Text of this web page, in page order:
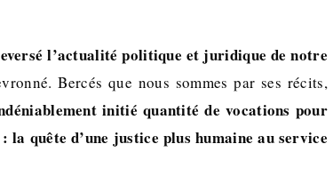
l’actualité politique et juridique de notre
Bercés que nous sommes par ses récits,
initié quantité de vocations pour
quête d’une justice plus humaine au service